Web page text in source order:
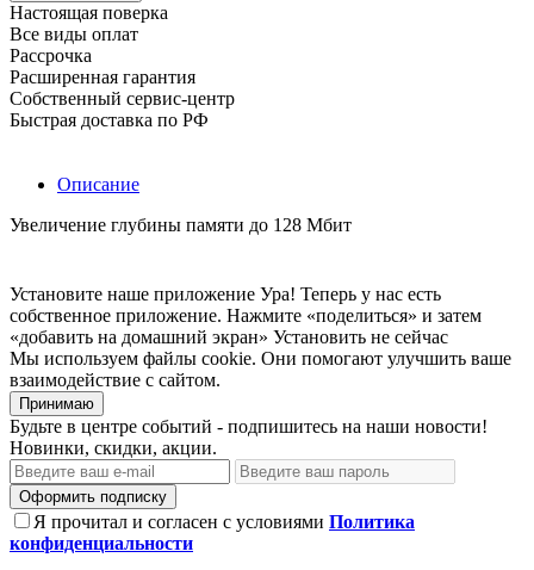
Настоящая поверка
Все виды оплат
Рассрочка
Расширенная гарантия
Собственный сервис-центр
Быстрая доставка по РФ
Описание
Увеличение глубины памяти до 128 Mбит
Установите наше приложение Ура! Теперь у нас есть
собственное приложение. Нажмите «поделиться» и затем
«добавить на домашний экран» Установить не сейчас
Мы используем файлы cookie. Они помогают улучшить ваше
взаимодействие с сайтом.
Принимаю
Будьте в центре событий - подпишитесь на наши новости!
Новинки, скидки, акции.
Оформить подписку
Я прочитал и согласен с условиями Политика
конфиденциальности